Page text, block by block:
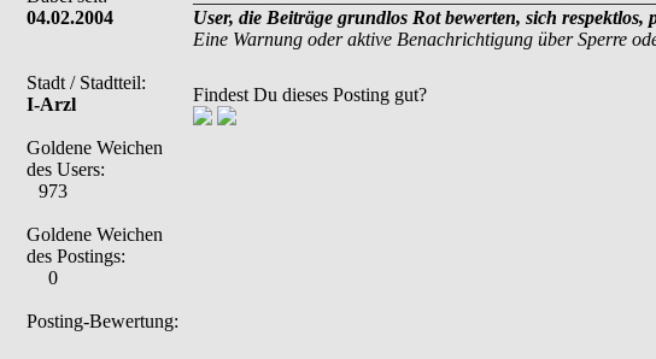
04.02.2004
Stadt / Stadtteil:
I-Arzl
Goldene Weichen
des Users:
973
Goldene Weichen
des Postings:
0
Posting-Bewertung:
User, die Beiträge grundlos Rot bewerten, sich
Eine Warnung oder aktive Benachrichtigung über Sperre
Findest Du dieses Posting gut?